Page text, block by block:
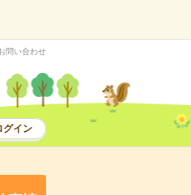
問い合わせ
グイン